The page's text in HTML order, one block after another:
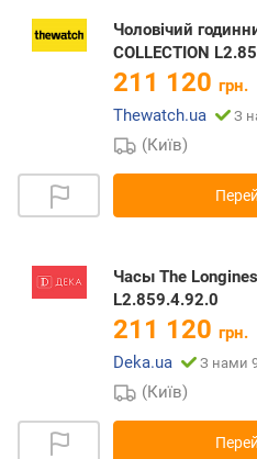
Чоловічий
COLLECTION
211 120 грн.
Thewatch.ua
З
(Київ)
Часы The
L2.859.4.92.0
211 120 грн.
Deka.ua
З нами
(Київ)